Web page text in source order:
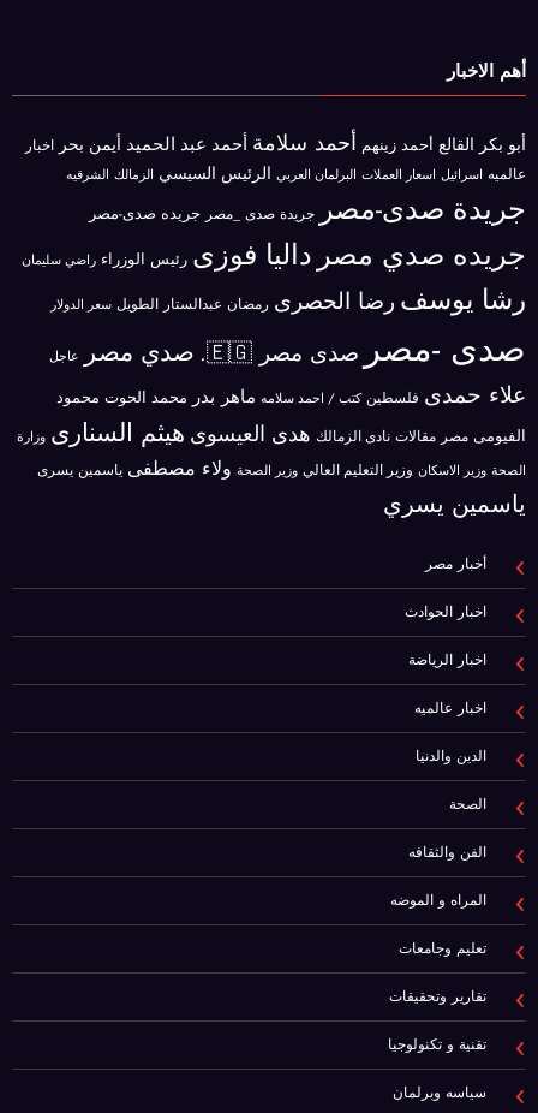
أهم الاخبار
أبو بكر القالع أحمد زينهم أحمد سلامة أحمد عبد الحميد أيمن بحر اخبار
عالميه اسرائيل اسعار العملات البرلمان العربي الرئيس السيسي الزمالك الشرقيه
جريدة صدى-مصر جريدة صدى _مصر جريده صدى-مصر
جريده صدي مصر داليا فوزى رئيس الوزراء راضي سليمان
رشا يوسف رضا الحصرى رمضان عبدالستار الطويل سعر الدولار
صدى -مصر صدى مصر 🇪🇬. صدي مصر عاجل
علاء حمدى فلسطين كتب / احمد سلامه ماهر بدر محمد الحوت محمود
الفيومى مصر مقالات نادى الزمالك هدى العيسوى هيثم السنارى وزارة
الصحة وزير الاسكان وزير التعليم العالي وزير الصحة ولاء مصطفى ياسمين يسرى
ياسمين يسري
أخبار مصر
اخبار الحوادث
اخبار الرياضة
اخبار عالميه
الدين والدنيا
الصحة
الفن والثقافه
المراه و الموضه
تعليم وجامعات
تقارير وتحقيقات
تقنية و تكنولوجيا
سياسه وبرلمان